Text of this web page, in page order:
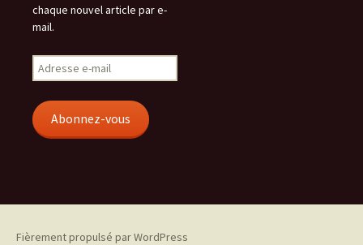
chaque nouvel article par e-
mail.
Adresse
e-
Abonnez-vous
Fièrement propulsé par WordPress